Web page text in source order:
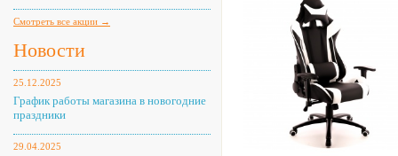
Смотреть все акции →
Новости
25.12.2025
График работы магазина в новогодние
праздники
29.04.2025